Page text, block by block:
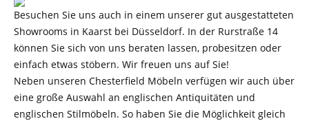
Besuchen Sie uns auch in einem unserer gut ausgestatteten
Showrooms in Kaarst bei Düsseldorf. In der Rurstraße 14
können Sie sich von uns beraten lassen, probesitzen oder
einfach etwas stöbern. Wir freuen uns auf Sie!
Neben unseren Chesterfield Möbeln verfügen wir auch über
eine große Auswahl an englischen Antiquitäten und
englischen Stilmöbeln. So haben Sie die Möglichkeit gleich